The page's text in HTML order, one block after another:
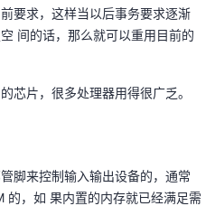
要求，这样当以后事务要求逐渐
间的话，那么就可以重用目前的
芯片，很多处理器用得很广乏。
脚来控制输入输出设备的，通常
的，如 果内置的内存就已经满足需